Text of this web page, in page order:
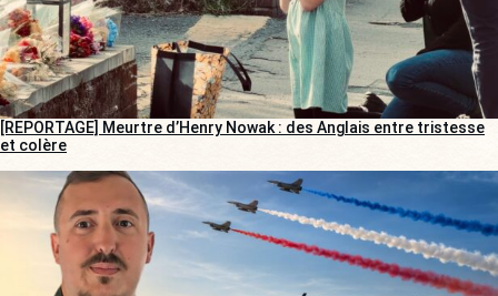
[REPORTAGE] Meurtre d’Henry Nowak : des Anglais entre tristesse
et colère